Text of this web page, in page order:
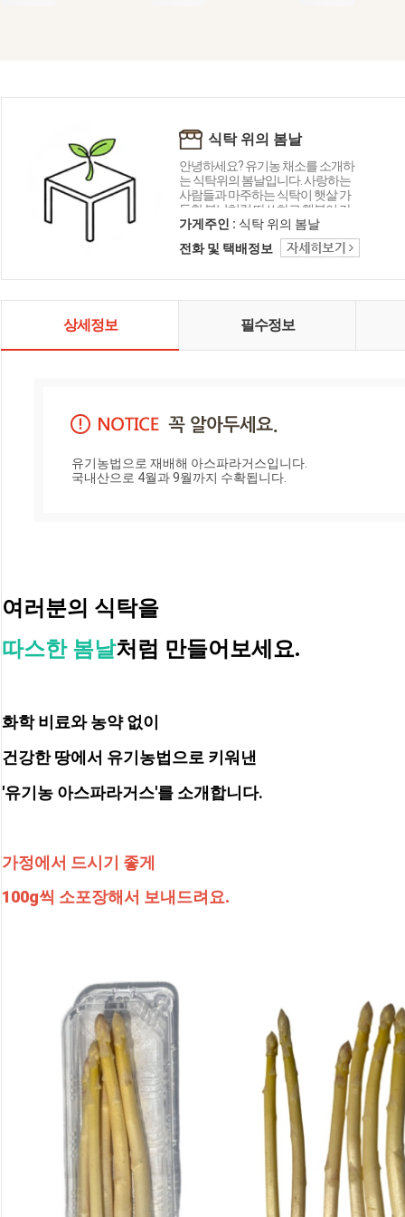
식탁 위의 봄날
안녕하세요? 유기농 채소를 소개하
는 식탁위의 봄날입니다. 사랑하는
사람들과 마주하는 식탁이 햇살 가
득한 봄날처럼 따쓰하고 행복이 가
득하길 바라는 마음으로 건강한 채
가게주인 : 식탁 위의 봄날
전화 및 택배정보
상세정보 필수정보
유기농법으로 재배해 아스파라거스입니다.
국내산으로 4월과 9월까지 수확됩니다.
여러분의 식탁을
따스한 봄날처럼 만들어보세요.
화학 비료와 농약 없이
건강한 땅에서 유기농법으로 키워낸
'유기농 아스파라거스'를 소개합니다.
가정에서 드시기 좋게
100g씩 소포장해서 보내드려요.